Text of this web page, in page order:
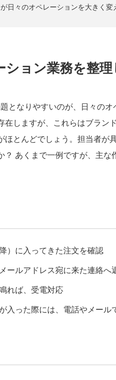
日々のオペレーションを大きく変
ション業務を整
となりやすいのが、日々の
在しますが、これらはブラン
ほとんどでしょう。担当者が
？ あくまで一例ですが、主な
）に入ってきた注文を確認
ールアドレス宛に来た連絡へ
れば、受電対応
入った際には、電話やメール